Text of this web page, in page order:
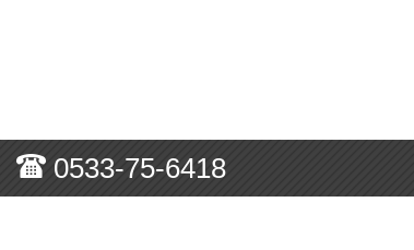
0533-75-6418